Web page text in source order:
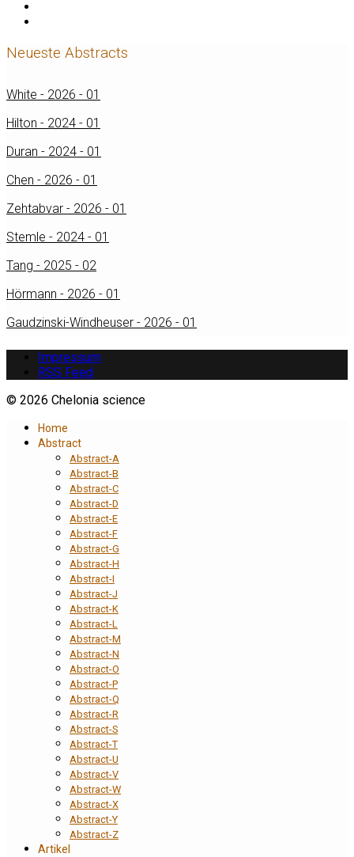
Neueste Abstracts
White - 2026 - 01
Hilton - 2024 - 01
Duran - 2024 - 01
Chen - 2026 - 01
Zehtabvar - 2026 - 01
Stemle - 2024 - 01
Tang - 2025 - 02
Hörmann - 2026 - 01
Gaudzinski-Windheuser - 2026 - 01
Impressum
RSS Feed
© 2026 Chelonia science
Home
Abstract
Abstract-A
Abstract-B
Abstract-C
Abstract-D
Abstract-E
Abstract-F
Abstract-G
Abstract-H
Abstract-I
Abstract-J
Abstract-K
Abstract-L
Abstract-M
Abstract-N
Abstract-O
Abstract-P
Abstract-Q
Abstract-R
Abstract-S
Abstract-T
Abstract-U
Abstract-V
Abstract-W
Abstract-X
Abstract-Y
Abstract-Z
Artikel